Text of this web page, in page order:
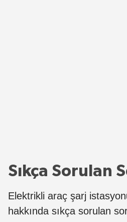
Sıkça Sorulan
Elektrikli araç şarj
hakkında sıkça sorulan